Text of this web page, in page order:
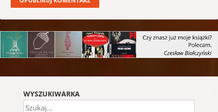
WYSZUKIWARKA
Szukaj